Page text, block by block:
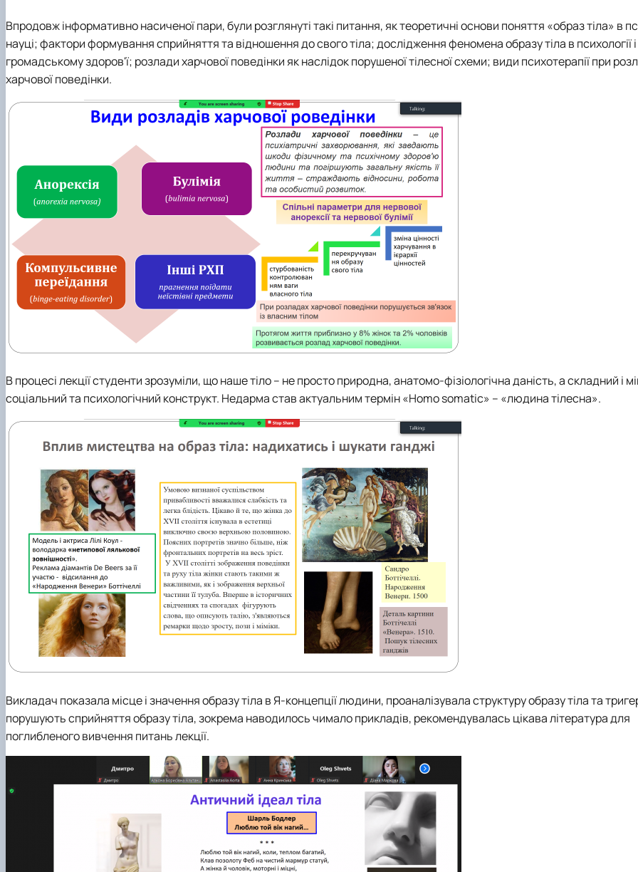
Впродовж інформативно насиченої пари, були розглянуті такі питання, як теоретичні основи поняття «образ тіла» в
науці; фактори формування сприйняття та відношення до свого тіла; дослідження феномена образу тіла в психології і
громадському здоров'ї; розлади харчової поведінки як наслідок порушеної тілесної схеми; види психотерапії при
харчової поведінки.
В процесі лекції студенти зрозуміли, що наше тіло – не просто природна, анатомо-фізіологічна даність, а складний і
соціальний та психологічний конструкт. Недарма став актуальним термін «Homo somatic» – «людина тілесна».
Викладач показала місце і значення образу тіла в Я-концепції людини, проаналізувала структуру образу тіла та
порушують сприйняття образу тіла, зокрема наводилось чимало прикладів, рекомендувалась цікава література для
поглибленого вивчення питань лекції.